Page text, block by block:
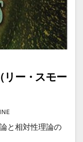
リー・スモー
と相対性理論の